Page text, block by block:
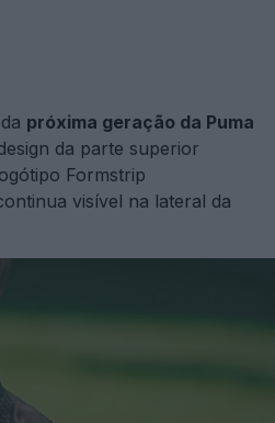
da próxima geração da Puma
da parte superior
Formstrip
visível na lateral da